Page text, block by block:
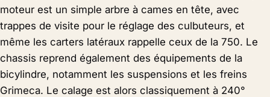
moteur est un simple arbre à cames en tête, avec
trappes de visite pour le réglage des culbuteurs, et
même les carters latéraux rappelle ceux de la 750. Le
chassis reprend également des équipements de la
bicylindre, notamment les suspensions et les freins
Grimeca. Le calage est alors classiquement à 240°